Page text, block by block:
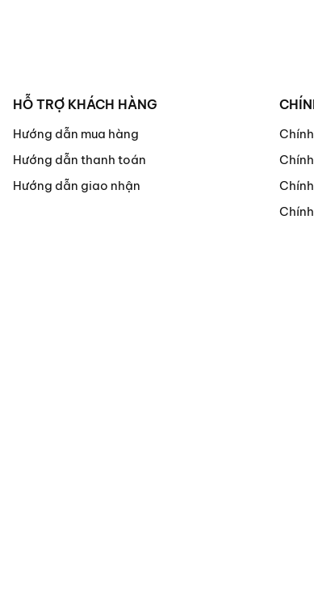
HỖ TRỢ KHÁCH HÀNG
Hướng dẫn mua hàng
Hướng dẫn thanh toán
Hướng dẫn giao nhận